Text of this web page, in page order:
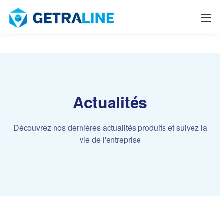
Actualités
Découvrez nos dernières actualités produits et suivez la
vie de l'entreprise